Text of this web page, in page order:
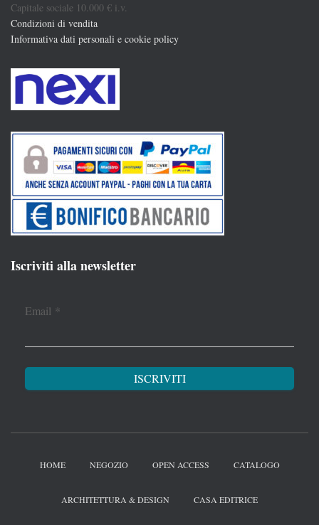
Capitale sociale 10.000 € i.v.
Condizioni di vendita
Informativa dati personali e cookie policy
Iscriviti alla newsletter
Email *
HOME NEGOZIO OPEN ACCESS CATALOGO
ARCHITETTURA & DESIGN CASA EDITRICE